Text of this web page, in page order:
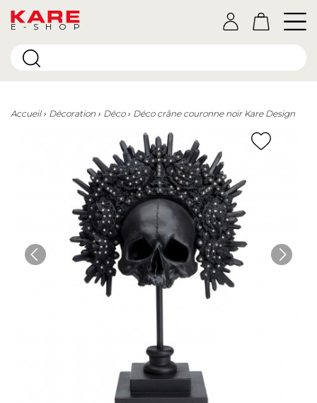
E-SHOP
Accueil Décoration Déco Déco crâne couronne noir Kare Design